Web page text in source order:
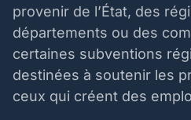
provenir de l’État, des
départements ou des
certaines subventions
destinées à soutenir les
ceux qui créent des